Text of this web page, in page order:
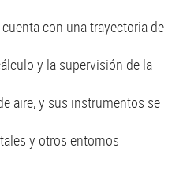
con una trayectoria de
y la supervisión de la
aire, y sus instrumentos se
y otros entornos